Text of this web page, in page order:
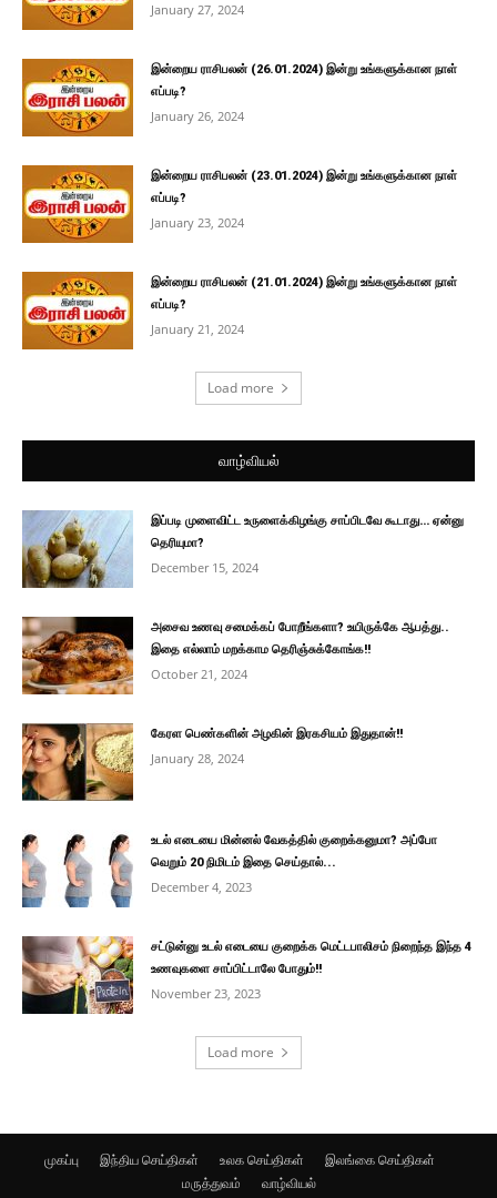
January 27, 2024
இன்றைய ராசிபலன் (26.01.2024) இன்று உங்களுக்கான நாள்
எப்படி?
January 26, 2024
இன்றைய ராசிபலன் (23.01.2024) இன்று உங்களுக்கான நாள்
எப்படி?
January 23, 2024
இன்றைய ராசிபலன் (21.01.2024) இன்று உங்களுக்கான நாள்
எப்படி?
January 21, 2024
Load more
வாழ்வியல்
இப்படி முளைவிட்ட உருளைக்கிழங்கு சாப்பிடவே கூடாது… ஏன்னு
தெரியுமா?
December 15, 2024
அசைவ உணவு சமைக்கப் போறீங்களா? உயிருக்கே ஆபத்து..
இதை எல்லாம் மறக்காம தெரிஞ்சுக்கோங்க!!
October 21, 2024
கேரள பெண்களின் அழகின் இரகசியம் இதுதான்!!
January 28, 2024
உடல் எடையை மின்னல் வேகத்தில் குறைக்கனுமா? அப்போ
வெறும் 20 நிமிடம் இதை செய்தால்...
December 4, 2023
சட்டுன்னு உடல் எடையை குறைக்க மெட்டபாலிசம் நிறைந்த இந்த 4
உணவுகளை சாப்பிட்டாலே போதும்!!
November 23, 2023
Load more
முகப்பு இந்திய செய்திகள் உலக செய்திகள்
இலங்கை செய்திகள்
மருத்துவம்
வாழ்வியல்